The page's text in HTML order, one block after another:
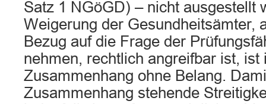
Satz 1 NGöGD) – nicht ausgestellt
Weigerung der Gesundheitsämter,
Bezug auf die Frage der
nehmen, rechtlich angreifbar ist, ist
Zusammenhang ohne Belang.
Zusammenhang stehende